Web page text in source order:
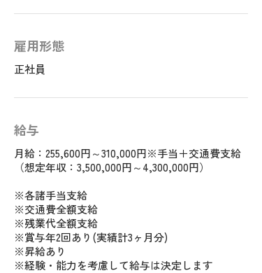
雇用形態
正社員
給与
月給：255,600円～310,000円※手当＋交通費支給
（想定年収：3,500,000円～4,300,000円）
※各諸手当支給
※交通費全額支給
※残業代全額支給
※賞与年2回あり(実績計3ヶ月分)
※昇給あり
※経験・能力を考慮して給与は決定します